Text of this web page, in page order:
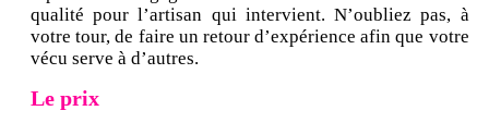
qualité pour l’artisan qui intervient. N’oubliez pas, à
votre tour, de faire un retour d’expérience afin que votre
vécu serve à d’autres.
Le prix